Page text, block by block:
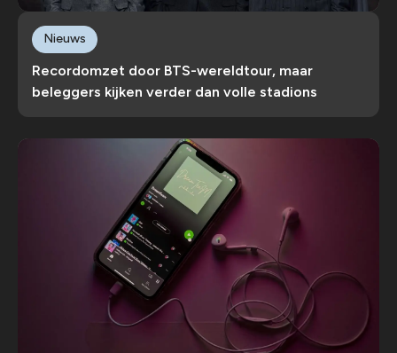
Recordomzet door BTS-wereldtour, maar
beleggers kijken verder dan volle stadions
Nieuws